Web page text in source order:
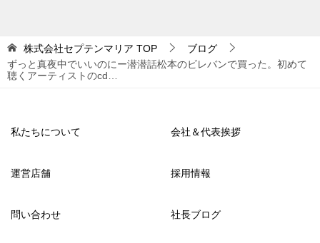
株式会社セプテンマリア TOP
ブログ
ずっと真夜中でいいのにー潜潜話松本のビレバンで買った。初めて
聴くアーティストのcd…
私たちについて 会社＆代表挨拶
運営店舗 採用情報
問い合わせ 社長ブログ